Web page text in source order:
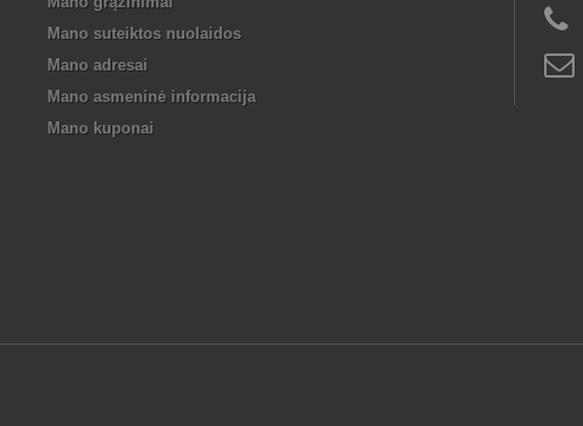
Mano suteiktos nuolaidos
Mano adresai
Mano asmeninė informacija
Mano kuponai